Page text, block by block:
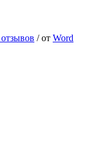
/от Word